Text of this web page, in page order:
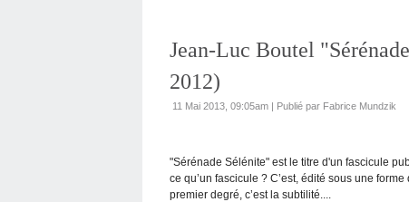
Jean-Luc Boutel
2012)
11 Mai 2013, 09:05am | Publié par Fabrice Mundzik
"Sérénade Sélénite" est le titre d'un fascicule
ce qu’un fascicule ? C’est, édité sous une
premier degré, c’est la subtilité....